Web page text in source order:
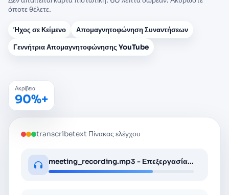
όποτε θέλετε.
Ήχος σε Κείμενο
Απομαγνητοφώνηση Συναντήσεων
Γεννήτρια Απομαγνητοφώνησης YouTube
Ακρίβεια
90%+
transcribetext Πίνακας ελέγχου
meeting_recording.mp3 - Επεξεργασία...